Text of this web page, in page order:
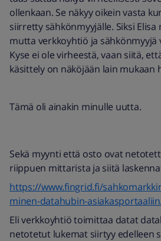
ollenkaan. Se näkyy oikein vasta
siirretty sähkönmyyjälle. Siksi
mutta verkkoyhtiö ja sähkönmyyjä
Kyse ei ole virheestä, vaan siitä,
käsittely on näköjään lain mukaan
Tämä oli ainakin minulle uutta.
Sekä myynti että osto ovat
riippuen mittarista ja siitä
https://www.fingrid.fi/
minen-datahubin-
Eli verkkoyhtiö toimittaa datat
netotetut lukemat siirtyy edelleen